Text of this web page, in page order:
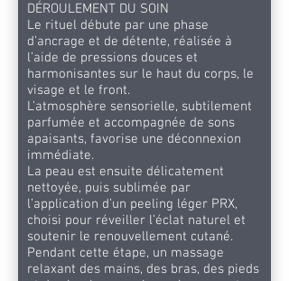
DÉROULEMENT DU SOIN
Le rituel débute par une phase
d’ancrage et de détente, réalisée à
l’aide de pressions douces et
harmonisantes sur le haut du corps, le
visage et le front.
L’atmosphère sensorielle, subtilement
parfumée et accompagnée de sons
apaisants, favorise une déconnexion
immédiate.
La peau est ensuite délicatement
nettoyée, puis sublimée par
l’application d’un peeling léger PRX,
choisi pour réveiller l’éclat naturel et
soutenir le renouvellement cutané.
Pendant cette étape, un massage
relaxant des mains, des bras, des pieds